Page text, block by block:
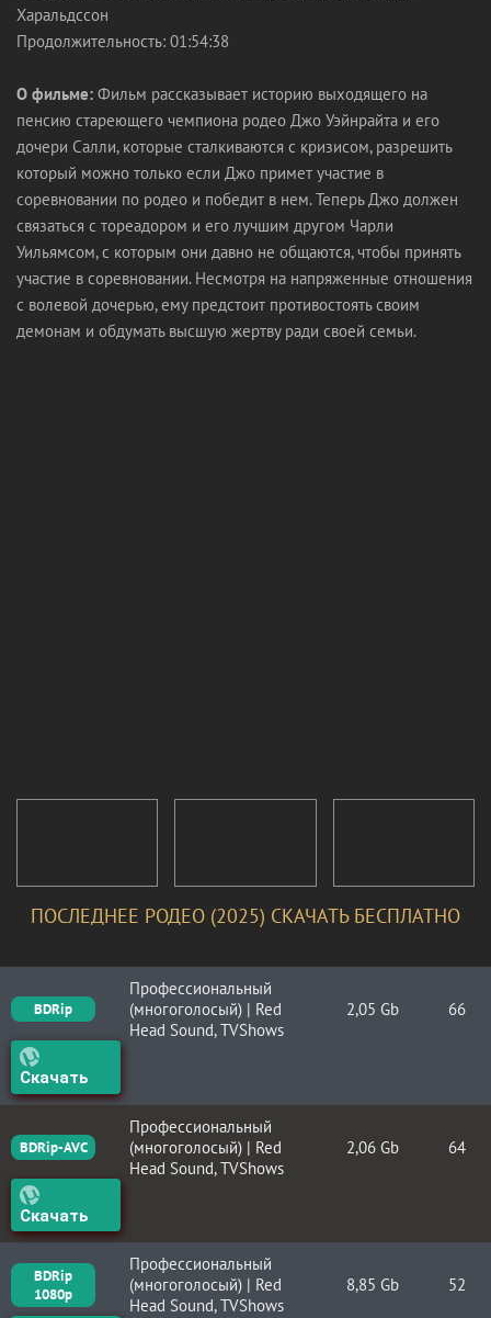
Харальдссон
Продолжительность: 01:54:38
О фильме: Фильм рассказывает историю выходящего на
пенсию стареющего чемпиона родео Джо Уэйнрайта и его
дочери Салли, которые сталкиваются с кризисом, разрешить
который можно только если Джо примет участие в
соревновании по родео и победит в нем. Теперь Джо должен
связаться с тореадором и его лучшим другом Чарли
Уильямсом, с которым они давно не общаются, чтобы принять
участие в соревновании. Несмотря на напряженные отношения
с волевой дочерью, ему предстоит противостоять своим
демонам и обдумать высшую жертву ради своей семьи.
ПОСЛЕДНЕЕ РОДЕО (2025) СКАЧАТЬ БЕСПЛАТНО
BDRip
Профессиональный
(многоголосый) | Red
Head Sound, TVShows
2,05 Gb 66
Скачать
BDRip-AVC
Профессиональный
(многоголосый) | Red
Head Sound, TVShows
2,06 Gb 64
Скачать
BDRip
1080p
Профессиональный
(многоголосый) | Red
Head Sound, TVShows
8,85 Gb 52